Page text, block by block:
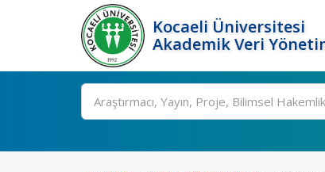
Kocaeli Üniversitesi
Akademik Veri
Ara